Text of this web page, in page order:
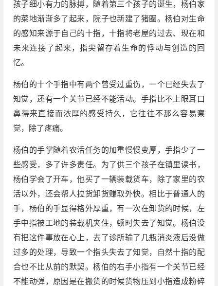
孩子细小有力的脉搏，随着第三个孩子的诞生，杨伯家
的菜地渐渐多了起来，院子也新建了猪圈。杨伯对生命
的感知来源于自己的十指，十指将老屋的过去、现在和
未来连接了起来，指尖留存着生命的悸动与创造的回
忆。
杨伯的十个手指中有两个曾受过重伤，一个已经失去了
知觉，还有一个关节已经不能活动。手指比不上眼耳口
鼻得来直接而浓厚的感受持久，它往往不那么容易察
觉，除了疼痛。
杨伯的手掌随着农活任务的加重慢慢变厚，手指少了一
些感受，多了许多责任。为了供三个孩子在镇里读书，
杨伯学会了开车，他买了一辆装载货车，除了家里的农
活以外，还会帮人拉货卸货赚取外快。相比于普通人的
手，杨伯的手显得格外厚重，有一次在卸货的时候，左
手中指被工地的装载机夹住，顿时失去了知觉。杨伯没
有把这件事放在心上，去了诊所输了几瓶消炎液后没做
过多的处理，导致一个指头失去了知觉，自然十指的配
合也不比从前的默契。杨伯的右手小指有一个关节已经
不能动弹，原因是在搬货的时候货物压到小指造成粉碎